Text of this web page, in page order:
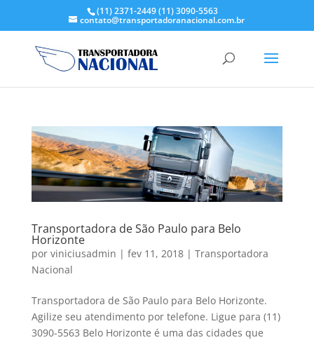
(11) 2371-2449(11) 3090-5563
contato@transportadoranacional.com.br
Transportadora de São Paulo para Belo
Horizonte
por viniciusadmin | fev 11, 2018| Transportadora
Nacional
Transportadora de São Paulo para Belo Horizonte.
Agilize seu atendimento por telefone. Ligue para (11)
3090-5563 Belo Horizonte é uma das cidades que